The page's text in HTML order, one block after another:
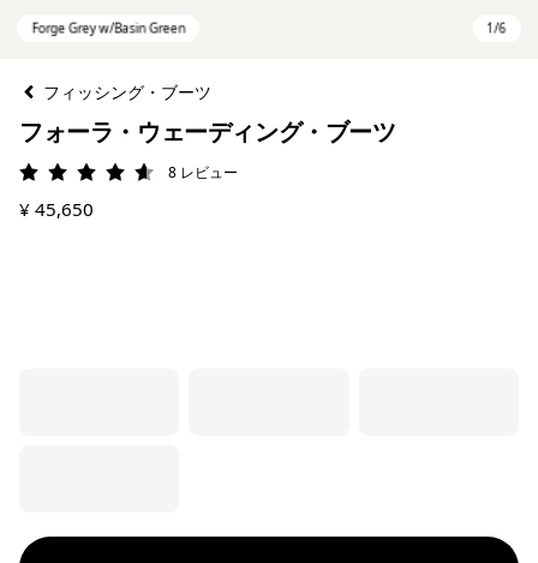
フィッシング・ブーツ
フォーラ・ウェーディング・ブーツ
評価: 4.6 / 5
8 レビュー
¥ 45,650